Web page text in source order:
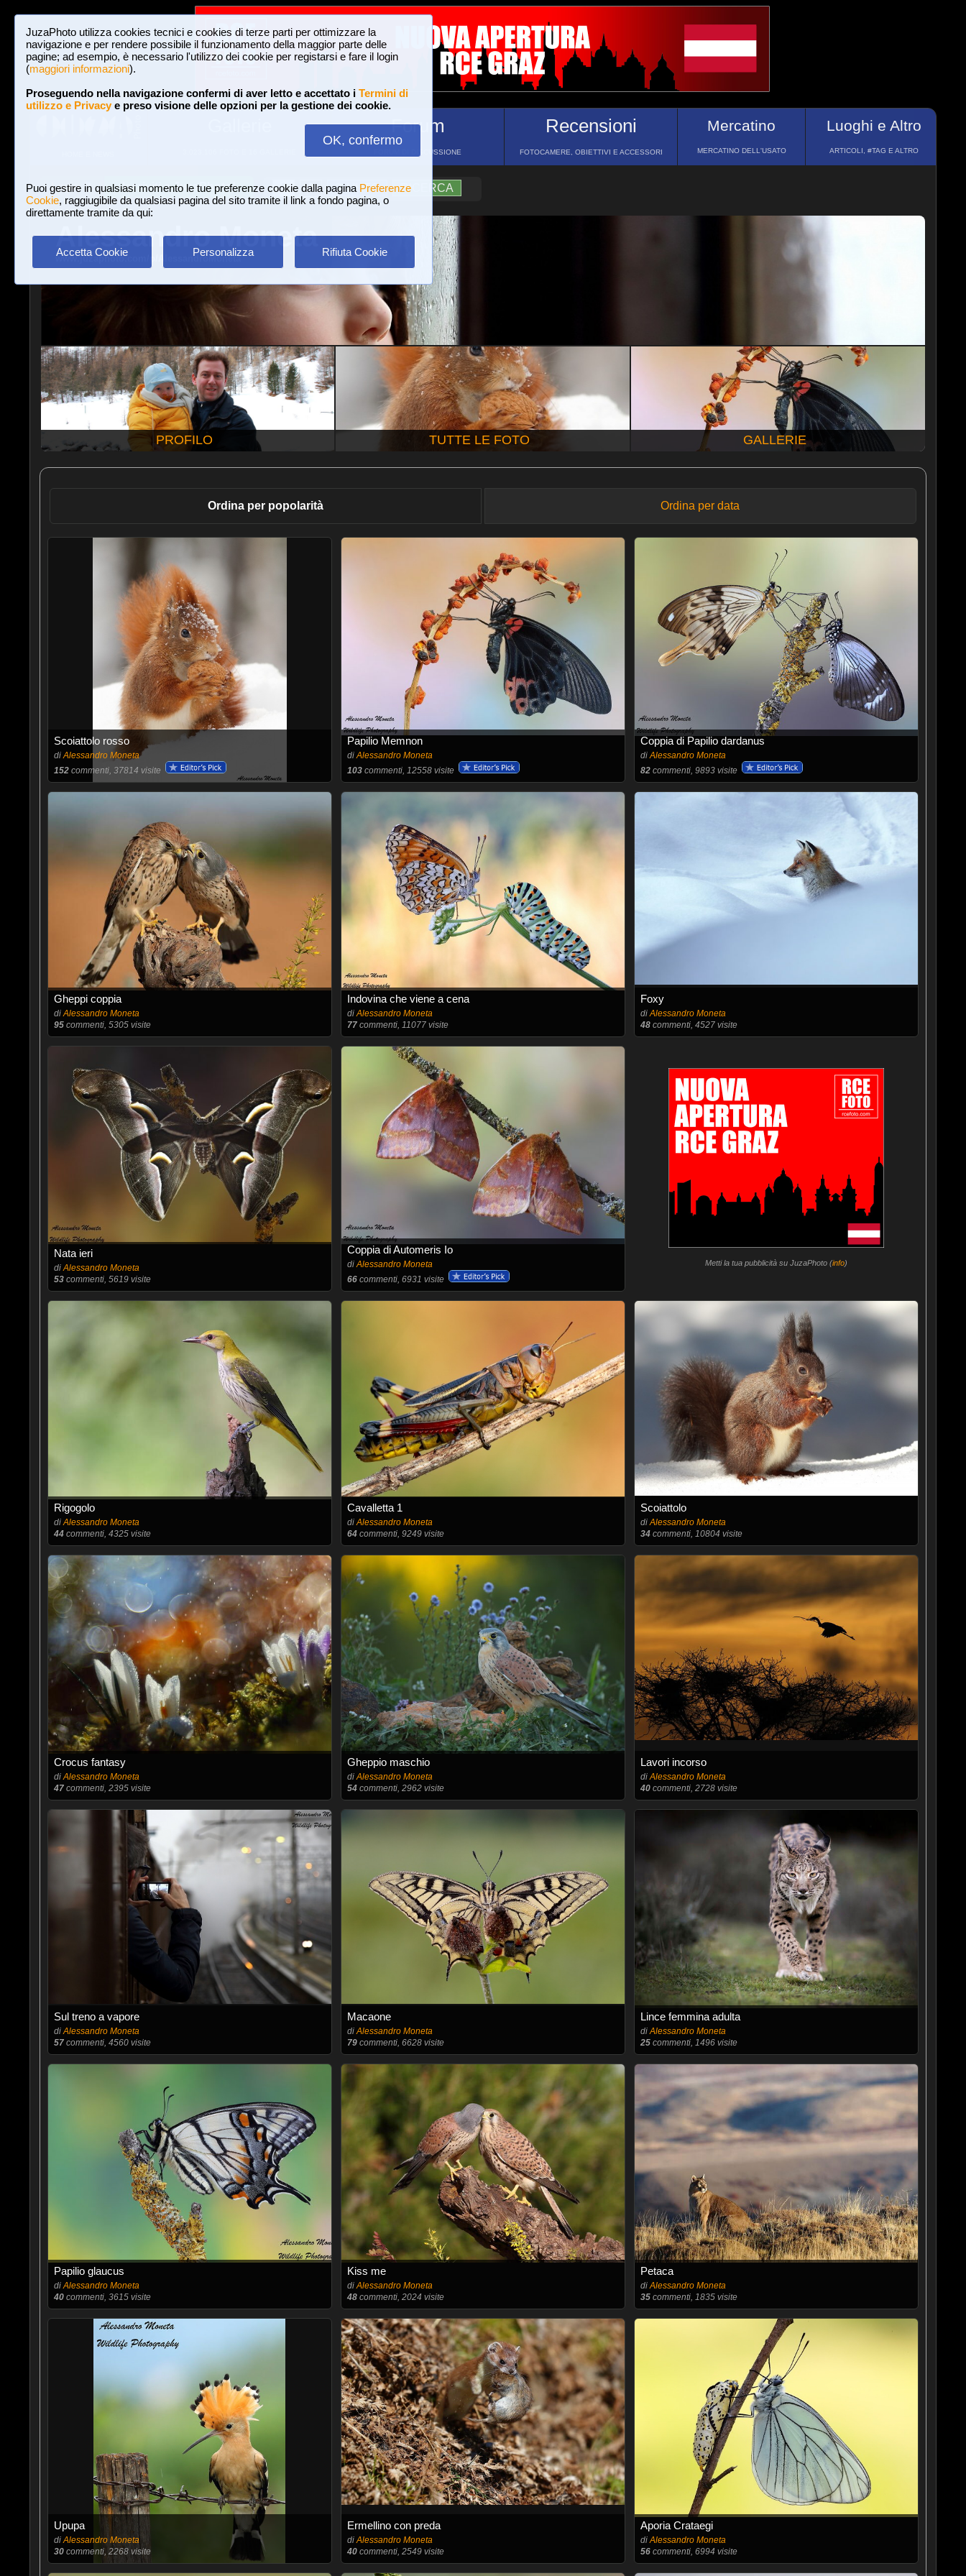
JuzaPhoto utilizza cookies tecnici e cookies di terze parti per ottimizzare la
navigazione e per rendere possibile il funzionamento della maggior parte delle
pagine; ad esempio, è necessario l'utilizzo dei cookie per registarsi e fare il login
(maggiori informazioni).
Proseguendo nella navigazione confermi di aver letto e accettato i Termini di
utilizzo e Privacye preso visione delle opzioni per la gestione dei cookie.
OK, confermo
Puoi gestire in qualsiasi momento le tue preferenze cookie dalla pagina Preferenze
Cookie, raggiugibile da qualsiasi pagina del sito tramite il link a fondo pagina, o
direttamente tramite da qui:
Accetta Cookie Personalizza Rifiuta Cookie
Forum
FORUM DI DISCUSSIONE
Recensioni
FOTOCAMERE, OBIETTIVI E ACCESSORI
Mercatino
MERCATINO DELL'USATO
Luoghi e Altro
ARTICOLI, #TAG E ALTRO
Login Iscriviti a JuzaPhoto! A A ?AIUTO RICERCA
Alessandro Moneta
www.juzaphoto.com/p/AlessandroMoneta
PROFILO TUTTE LE FOTO GALLERIE
Ordina per popolarità Ordina per data
Scoiattolo rosso
diAlessandro Moneta
152commenti, 37814 visite
Papilio Memnon
diAlessandro Moneta
103commenti, 12558 visite
Coppia di Papilio dardanus
diAlessandro Moneta
82 commenti, 9893 visite
Gheppi coppia
diAlessandro Moneta
95commenti, 5305 visite
Indovina che viene a cena
diAlessandro Moneta
77commenti, 11077 visite
Foxy
diAlessandro Moneta
48 commenti, 4527 visite
Nata ieri
diAlessandro Moneta
53commenti, 5619 visite
Coppia di Automeris Io
diAlessandro Moneta
66commenti, 6931 visite
Metti la tua pubblicità su JuzaPhoto (info)
Rigogolo
diAlessandro Moneta
44commenti, 4325 visite
Cavalletta 1
diAlessandro Moneta
64commenti, 9249 visite
Scoiattolo
diAlessandro Moneta
34 commenti, 10804 visite
Crocus fantasy
diAlessandro Moneta
47commenti, 2395 visite
Gheppio maschio
diAlessandro Moneta
54commenti, 2962 visite
Lavori incorso
diAlessandro Moneta
40 commenti, 2728 visite
Sul treno a vapore
diAlessandro Moneta
57commenti, 4560 visite
Macaone
diAlessandro Moneta
79commenti, 6628 visite
Lince femmina adulta
diAlessandro Moneta
25 commenti, 1496 visite
Papilio glaucus
diAlessandro Moneta
40commenti, 3615 visite
Kiss me
diAlessandro Moneta
48commenti, 2024 visite
Petaca
diAlessandro Moneta
35 commenti, 1835 visite
Upupa
diAlessandro Moneta
30commenti, 2268 visite
Ermellino con preda
diAlessandro Moneta
40commenti, 2549 visite
Aporia Crataegi
diAlessandro Moneta
56 commenti, 6994 visite